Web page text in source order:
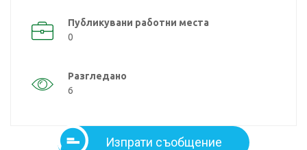
Публикувани работни места
0
Разгледано
6
Изпрати съобщение